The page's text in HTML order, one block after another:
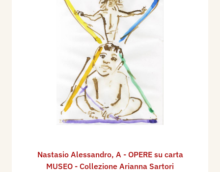
Nastasio Alessandro, A - OPERE su carta
MUSEO - Collezione Arianna Sartori